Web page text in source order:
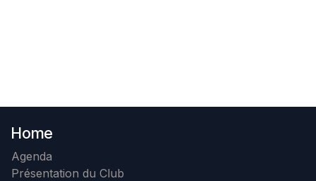
Home
Agenda
Présentation du Club